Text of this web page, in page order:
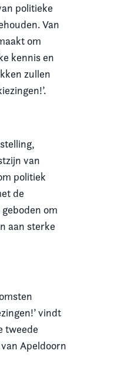
politieke
Van
om
kennis en
zullen
van
politiek
de
om
aan sterke
vindt
tweede
Apeldoorn